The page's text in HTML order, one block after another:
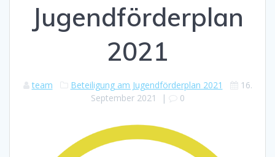
Jugendförderplan
2021
team Beteiligung am Jugendförderplan 2021
16.
September 2021
| 0